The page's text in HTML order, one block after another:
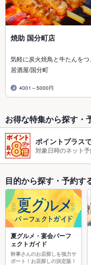
焼助 国分町店
気軽に炭火焼鳥と牛たんを
居酒屋/国分町
4001～5000円
お得な特集から探す・
ポイントプラス
対象日時のネット
目的から探す・予約す
夏グルメ・宴会パーフ
ェクトガイド
幹事さんのお店探しを強力サ
ポート！お店探しの決定版！